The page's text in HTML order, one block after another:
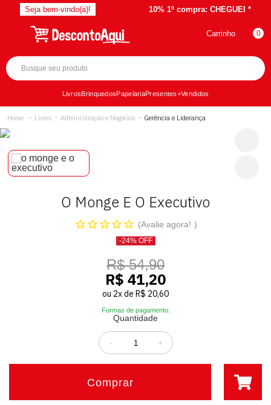
Seja bem-vindo(a)! 10% 1º compra: CHEGUEI *
Carrinho 0
LivrosBrinquedosPapelariaPresentes+Vendidos
Livros Administração e Negócios Gerência e Liderança
O Monge E O Executivo
Avalie agora!
-24% OFF
R$ 54,90
R$ 41,20
ou 2xde R$ 20,60
Formas de pagamento:
Quantidade
+
-
Comprar